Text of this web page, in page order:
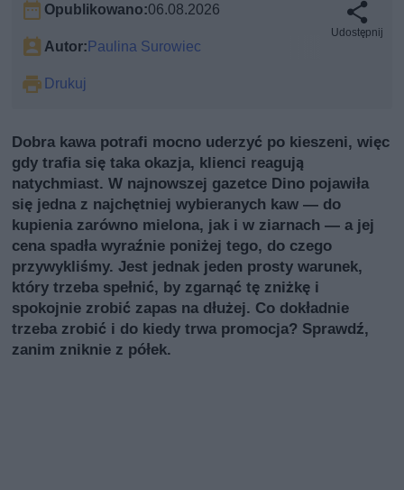
Opublikowano:06.08.2026
Autor: Paulina Surowiec
Drukuj
Udostępnij
Dobra kawa potrafi mocno uderzyć po kieszeni, więc
gdy trafia się taka okazja, klienci reagują
natychmiast. W najnowszej gazetce Dino pojawiła
się jedna z najchętniej wybieranych kaw — do
kupienia zarówno mielona, jak i w ziarnach — a jej
cena spadła wyraźnie poniżej tego, do czego
przywykliśmy. Jest jednak jeden prosty warunek,
który trzeba spełnić, by zgarnąć tę zniżkę i
spokojnie zrobić zapas na dłużej. Co dokładnie
trzeba zrobić i do kiedy trwa promocja? Sprawdź,
zanim zniknie z półek.